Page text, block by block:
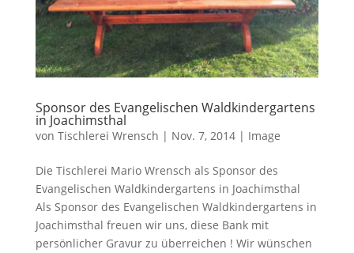
Sponsor des Evangelischen Waldkindergartens
in Joachimsthal
von Tischlerei Wrensch | Nov. 7, 2014| Image
Die Tischlerei Mario Wrensch als Sponsor des
Evangelischen Waldkindergartens in Joachimsthal
Als Sponsor des Evangelischen Waldkindergartens in
Joachimsthal freuen wir uns, diese Bank mit
persönlicher Gravur zu überreichen ! Wir wünschen